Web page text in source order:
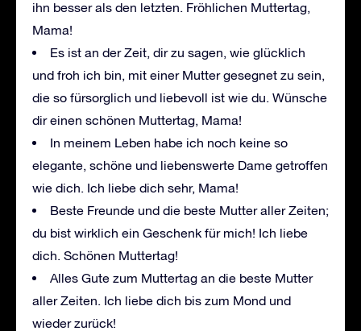
ihn besser als den letzten. Fröhlichen Muttertag,
Mama!
Es ist an der Zeit, dir zu sagen, wie glücklich
und froh ich bin, mit einer Mutter gesegnet zu sein,
die so fürsorglich und liebevoll ist wie du. Wünsche
dir einen schönen Muttertag, Mama!
In meinem Leben habe ich noch keine so
elegante, schöne und liebenswerte Dame getroffen
wie dich. Ich liebe dich sehr, Mama!
Beste Freunde und die beste Mutter aller Zeiten;
du bist wirklich ein Geschenk für mich! Ich liebe
dich. Schönen Muttertag!
Alles Gute zum Muttertag an die beste Mutter
aller Zeiten. Ich liebe dich bis zum Mond und
wieder zurück!